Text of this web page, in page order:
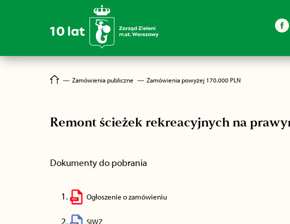
― Zamówienia publiczne ― Zamówienia powyżej 170.000 PLN
Remont ścieżek rekreacyjnych na
Dokumenty do pobrania
Ogłoszenie o zamówieniu
SIWZ